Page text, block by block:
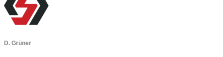
D. Grüner